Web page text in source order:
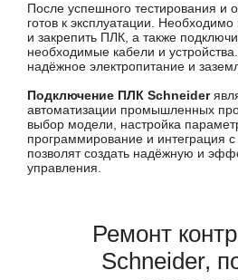
После успешного тестирования и
готов к эксплуатации.
и закрепить ПЛК, а также
необходимые кабели и
надёжное электропитание и
Подключение ПЛК Schneider
автоматизации промышленных
выбор модели, настройка
программирование и интеграция
позволят создать надёжную и
управления.
Ремонт
Schneider,